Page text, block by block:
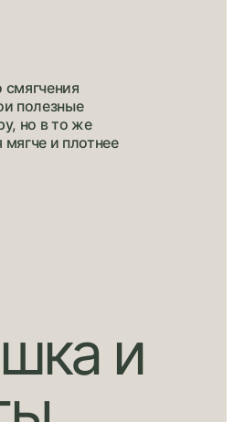
смягчения
полезные
но в то же
мягче и плотнее
и